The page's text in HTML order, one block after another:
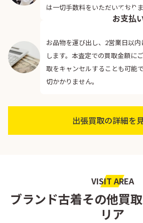
は一切手数料をいただいておりま
04
お支払
お品物を運び出し、2営業日以
します。本査定での買取金額に
取をキャンセルすることも可能
切かかりません。
出張買取の詳細を
VISIT AREA
ブランド古着その他買
リア